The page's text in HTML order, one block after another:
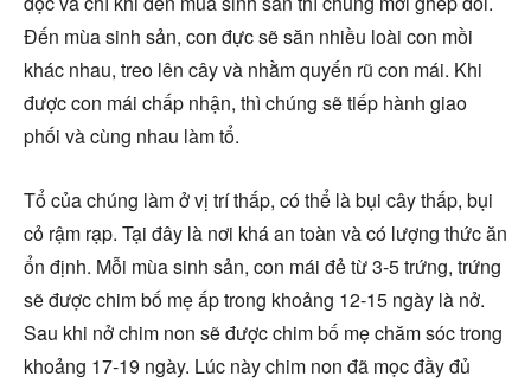
Đến mùa sinh sản, con đực sẽ săn nhiều loài con mồi
khác nhau, treo lên cây và nhằm quyến rũ con mái. Khi
được con mái chấp nhận, thì chúng sẽ tiếp hành giao
phối và cùng nhau làm tổ.
Tổ của chúng làm ở vị trí thấp, có thể là bụi cây thấp, bụi
cỏ rậm rạp. Tại đây là nơi khá an toàn và có lượng thức ăn
ổn định. Mỗi mùa sinh sản, con mái đẻ từ 3-5 trứng, trứng
sẽ được chim bố mẹ ấp trong khoảng 12-15 ngày là nở.
Sau khi nở chim non sẽ được chim bố mẹ chăm sóc trong
khoảng 17-19 ngày. Lúc này chim non đã mọc đầy đủ